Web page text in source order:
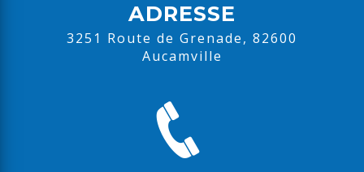
ADRESSE
3251 Route de Grenade, 82600
Aucamville